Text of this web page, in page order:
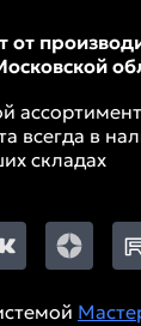
от
ассортимент
всегда в
складах